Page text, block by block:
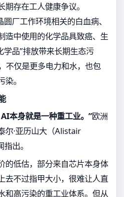
存在工人健康争议。
厂工作环境相关的白血病、
造中使用的化学品具致癌、生
学品”排放带来长期生态污
不仅是更多电力和水，也包
。
本身就是一种重工业。”欧洲
尔·亚历山大（Alistair
出。
的低估，部分来自芯片本身体
去不过指甲大小，很难让人直
和高污染的重工业体系。但从